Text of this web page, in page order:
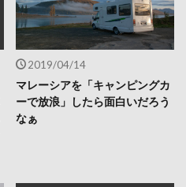
2019/04/14
マレーシアを「キャンピングカ
ーで放浪」したら面白いだろう
なぁ